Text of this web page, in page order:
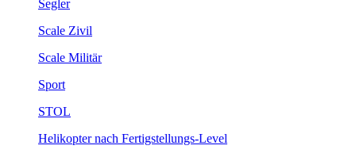
Segler
Scale Zivil
Scale Militär
Sport
STOL
Helikopter nach Fertigstellungs-Level